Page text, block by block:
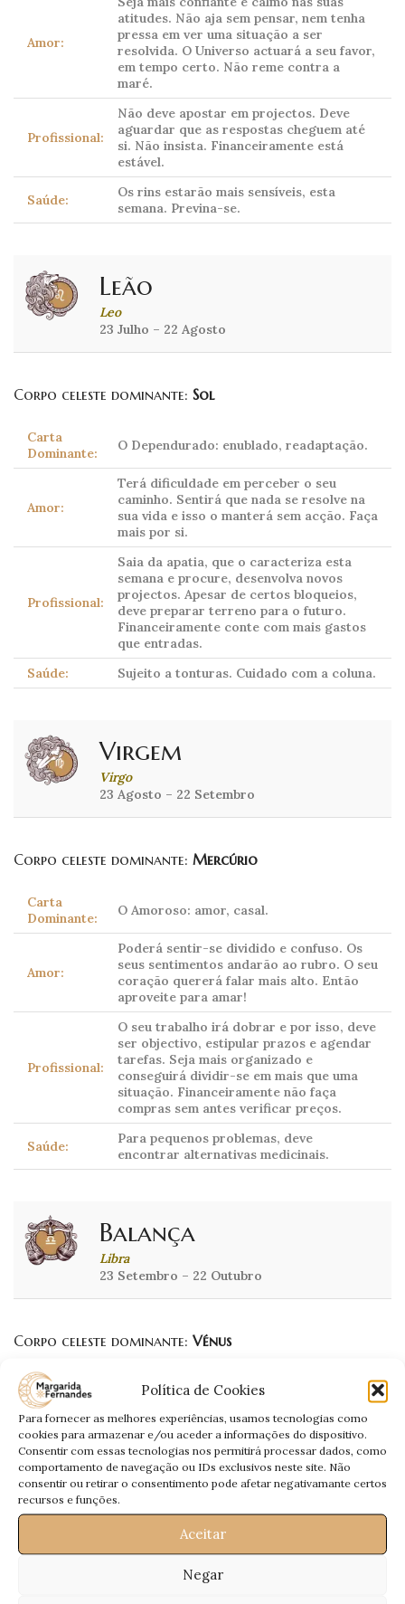
Política de Cookies
Para fornecer as melhores experiências, usamos tecnologias como
cookies para armazenar e/ou aceder a informações do dispositivo.
Consentir com essas tecnologias nos permitirá processar dados, como
comportamento de navegação ou IDs exclusivos neste site. Não
consentir ou retirar o consentimento pode afetar negativamante certos
recursos e funções.
Aceitar
Negar
Amor:
atitudes. Não aja sem pensar, nem tenha
pressa em ver uma situação a ser
resolvida. O Universo actuará a seu favor,
em tempo certo. Não reme contra a
maré.
Profissional:
Não deve apostar em projectos. Deve
aguardar que as respostas cheguem até
si. Não insista. Financeiramente está
estável.
Saúde:
Os rins estarão mais sensíveis, esta
semana. Previna-se.
Leão
Leo
23 Julho – 22 Agosto
Corpo celeste dominante: Sol
Carta
Dominante:
O Dependurado: enublado, readaptação.
Amor:
Terá dificuldade em perceber o seu
caminho. Sentirá que nada se resolve na
sua vida e isso o manterá sem acção. Faça
mais por si.
Profissional:
Saia da apatia, que o caracteriza esta
semana e procure, desenvolva novos
projectos. Apesar de certos bloqueios,
deve preparar terreno para o futuro.
Financeiramente conte com mais gastos
que entradas.
Saúde:
Sujeito a tonturas. Cuidado com a coluna.
Virgem
Virgo
23 Agosto – 22 Setembro
Corpo celeste dominante: Mercúrio
Carta
Dominante:
O Amoroso: amor, casal.
Amor:
Poderá sentir-se dividido e confuso. Os
seus sentimentos andarão ao rubro. O seu
coração quererá falar mais alto. Então
aproveite para amar!
Profissional:
O seu trabalho irá dobrar e por isso, deve
ser objectivo, estipular prazos e agendar
tarefas. Seja mais organizado e
conseguirá dividir-se em mais que uma
situação. Financeiramente não faça
compras sem antes verificar preços.
Saúde:
Para pequenos problemas, deve
encontrar alternativas medicinais.
Balança
Libra
23 Setembro – 22 Outubro
Corpo celeste dominante: Vénus
Carta
Dominante:
O Julgamento: emancipação,
renascimento.
Amor:
Estará numa fase avaliativa de um
relacionamento. Poderá ter duvidas e
hesitações. No entanto, está protegido,
pelo que não estrague o que construiu.
Os olhos de superiores andarão postos
pense bem antes de gastar.
Fala análises de rotina.